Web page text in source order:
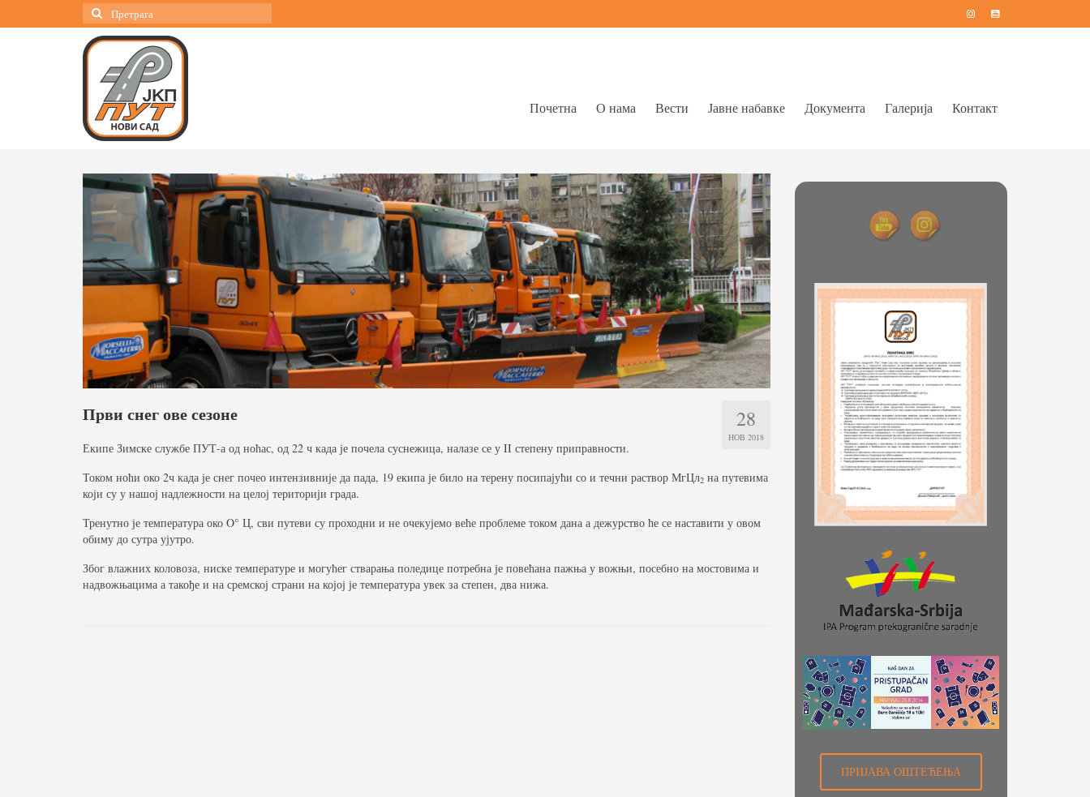
Search
for:
Почетна О нама Вести Јавне набавке Документа Галерија Контакт
28
НОВ 2018
Први снег ове сезоне
Екипе Зимске службе ПУТ-а од ноћас, од 22 ч када је почела суснежица, налазе се у II степену приправности.
Током ноћи око 2ч када је снег почео интензивније да пада, 19 екипа је било на терену посипајући со и течни раствор МгЦл2 на путевима
који су у нашој надлежности на целој територији града.
Тренутно је температура око O° Ц, сви путеви су проходни и не очекујемо веће проблеме током дана а дежурство ће се наставити у овом
обиму до сутра ујутро.
Због влажних коловоза, ниске температуре и могућег стварања поледице потребна је повећана пажња у вожњи, посебно на мостовима и
надвожњацима а такође и на сремској страни на којој је температура увек за степен, два нижа.
ПРИЈАВА ОШТЕЋЕЊА